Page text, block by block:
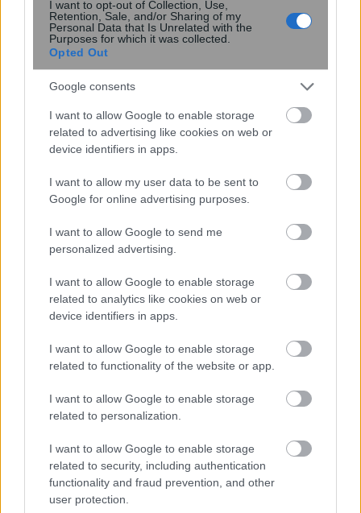
I want to opt-out of Collection, Use,
Retention, Sale, and/or Sharing of my
Personal Data that Is Unrelated with the
Purposes for which it was collected.
Opted Out
Google consents
I want to allow Google to enable storage
related to advertising like cookies on web or
device identifiers in apps.
I want to allow my user data to be sent to
Google for online advertising purposes.
I want to allow Google to send me
personalized advertising.
I want to allow Google to enable storage
related to analytics like cookies on web or
device identifiers in apps.
I want to allow Google to enable storage
related to functionality of the website or app.
I want to allow Google to enable storage
related to personalization.
I want to allow Google to enable storage
related to security, including authentication
functionality and fraud prevention, and other
user protection.
Νέα κβαντική πύλη εντοπίζει μόνη
της τα σφάλματα ως απώλειες
φωτονίων
Κουίζ: Πόσο καλά θυμάστε την
ελληνική μυθολογία; Μπορείτε να
απαντήσετε σωστά και στις 3
περισσότερα